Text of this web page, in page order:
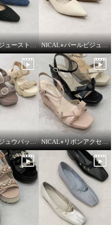
ニカル ラインストーン シアーミ
ュール
ブラック ２４．５ｃｍ
¥0
NICAL⭐︎ビジューストラップツィードパンプスをご紹介いたします。 NICAL⭐︎パールビジュウアクセントメリージェーンパンプスをご紹介いたします。
NICAL⭐︎ビジュウバックル×サテンベルトボリュームをご紹介いたします。 NICAL⭐︎リボンアクセントキルティングサンダルをご紹介いたします。